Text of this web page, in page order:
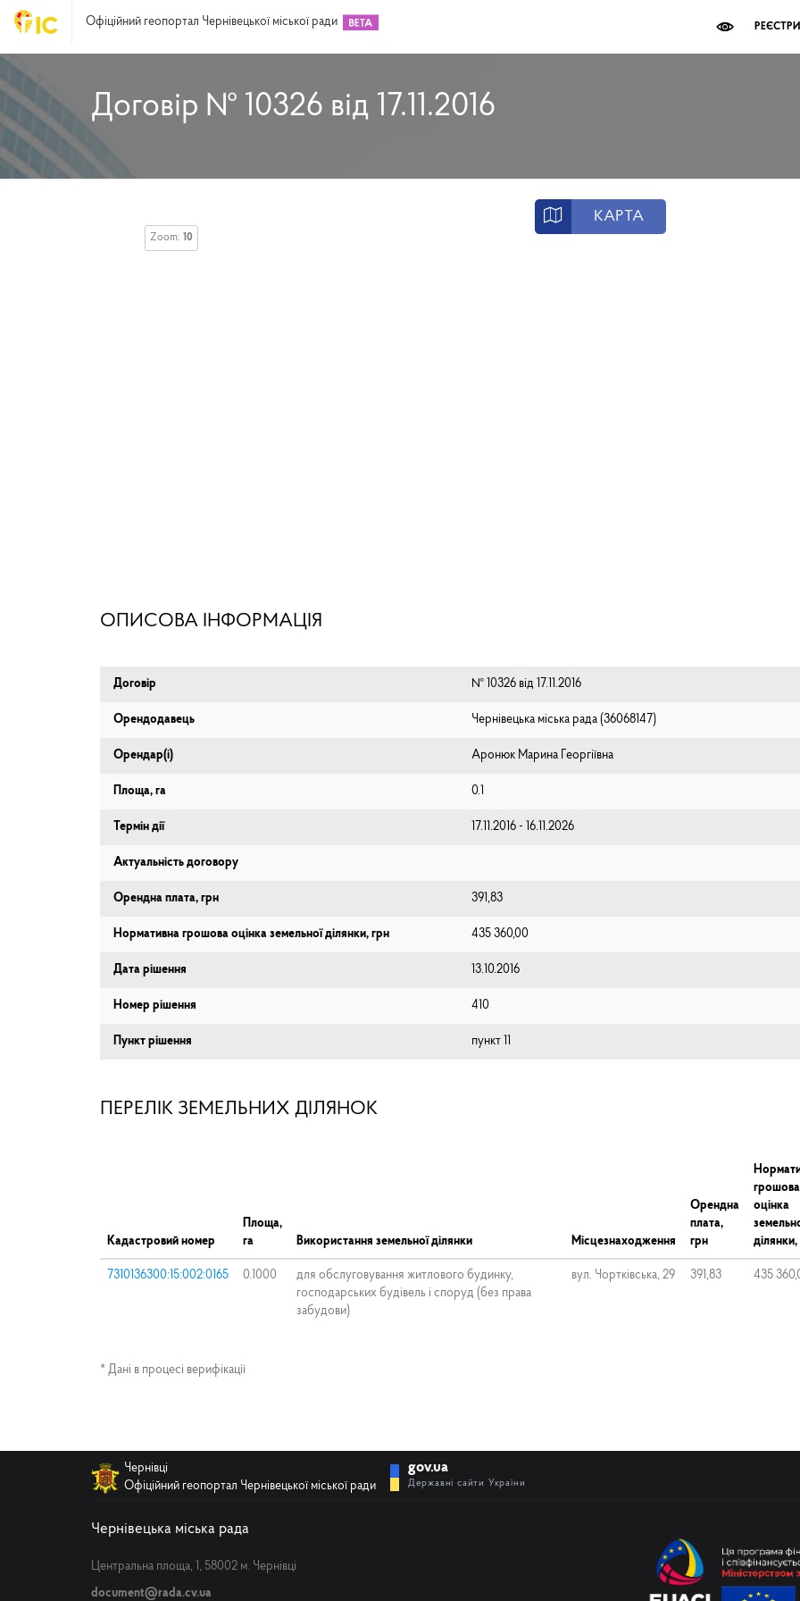
Офіційний геопортал Чернівецької міської ради РЕЄСТРИ
Договір № 10326 від 17.11.2016
КАРТА
Zoom: 10
ОПИСОВА ІНФОРМАЦІЯ
Договір № 10326 від 17.11.2016
Орендодавець Чернівецька міська рада (⁨36068147⁩)
Орендар(і) Аронюк Марина Георгіївна
Площа, га 0.1
Термін дії 17.11.2016 - 16.11.2026
Актуальність договору
Орендна плата, грн 391,83
Нормативна грошова оцінка земельної ділянки, грн 435 360,00
Дата рішення 13.10.2016
Номер рішення 410
Пункт рішення пункт 11
ПЕРЕЛІК ЗЕМЕЛЬНИХ ДІЛЯНОК
Кадастровий номер
Площа,
га
Використання земельної ділянки Місцезнаходження
Орендна
плата,
грн
грошова
оцінка
ділянки,
7310136300:15:002:0165 0.1000
для обслуговування житлового будинку,
господарських будівель і споруд (без права
забудови)
вул. Чортківська, 29 391,83 435
* Дані в процесі верифікації
Чернівці
Офіційний геопортал Чернівецької міської ради
gov.ua
Державні сайти України
Чернівецька міська рада
Центральна площа, 1, 58002 м. Чернівці
document@rada.cv.ua